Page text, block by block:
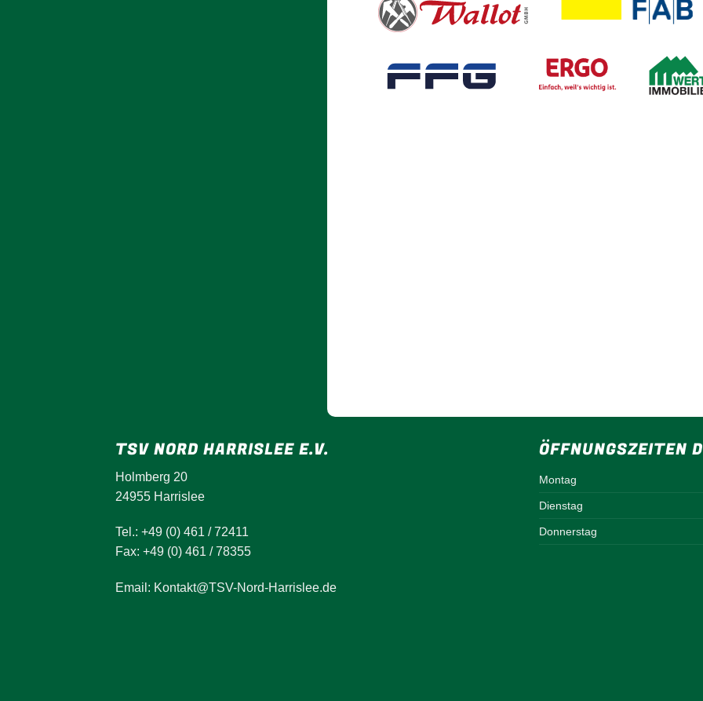
TSV NORD HARRISLEE E.V.
Holmberg 20
24955 Harrislee
Tel.: +49 (0) 461 / 72411
Fax: +49 (0) 461 / 78355
Email: Kontakt@TSV-Nord-Harrislee.de
ÖFFNUNGSZEITEN
Montag
Dienstag
Donnerstag